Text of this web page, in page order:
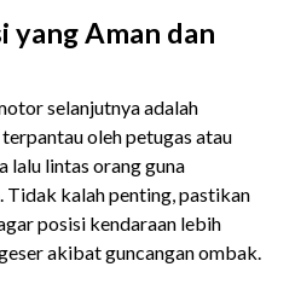
yang Aman dan
selanjutnya adalah
oleh petugas atau
lalu lintas orang guna
Tidak kalah penting, pastikan
posisi kendaraan lebih
akibat guncangan ombak.